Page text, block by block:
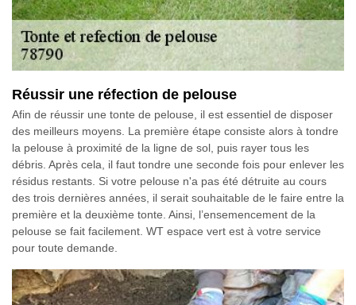
Réussir une réfection de pelouse
Afin de réussir une tonte de pelouse, il est essentiel de disposer
des meilleurs moyens. La première étape consiste alors à tondre
la pelouse à proximité de la ligne de sol, puis rayer tous les
débris. Après cela, il faut tondre une seconde fois pour enlever les
résidus restants. Si votre pelouse n'a pas été détruite au cours
des trois dernières années, il serait souhaitable de le faire entre la
première et la deuxième tonte. Ainsi, l’ensemencement de la
pelouse se fait facilement. WT espace vert est à votre service
pour toute demande.